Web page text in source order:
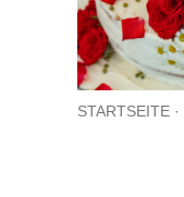
STARTSEITE